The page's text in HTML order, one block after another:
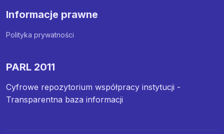
Informacje prawne
Polityka prywatności
PARL 2011
Cyfrowe repozytorium współpracy instytucji -
Transparentna baza informacji